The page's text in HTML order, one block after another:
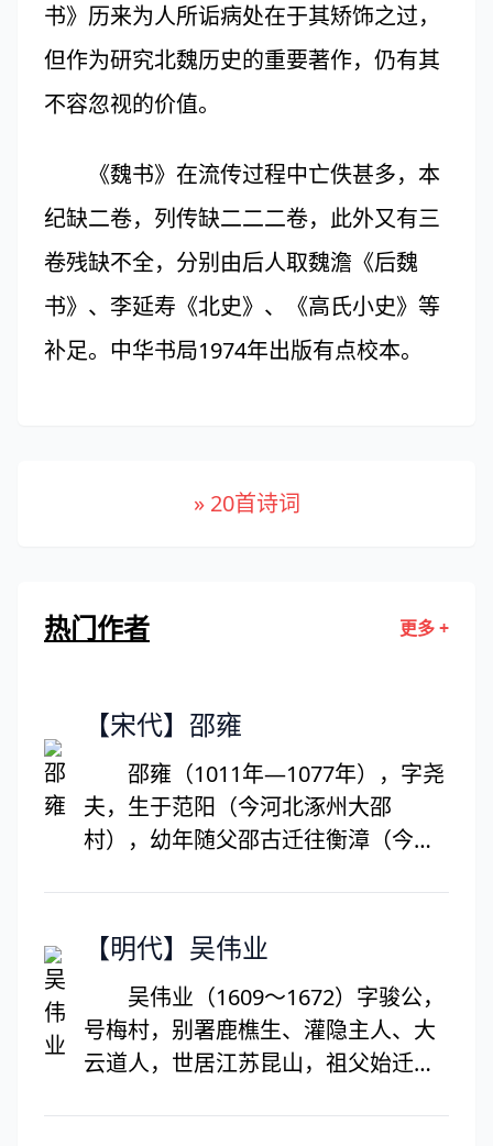
书》历来为人所诟病处在于其矫饰之过，
但作为研究北魏历史的重要著作，仍有其
不容忽视的价值。
《魏书》在流传过程中亡佚甚多，本
纪缺二卷，列传缺二二二卷，此外又有三
卷残缺不全，分别由后人取魏澹《后魏
书》、李延寿《北史》、《高氏小史》等
补足。中华书局1974年出版有点校本。
» 20首诗词
热门作者 更多 +
【宋代】邵雍
邵雍（1011年—1077年），字尧
夫，生于范阳（今河北涿州大邵
村），幼年随父邵古迁往衡漳（今河
山(今河南辉县市百泉苏门山)，卜居于
《洛书》与伏羲八卦，学有大成，并
著有《皇极经世》、《观物内外
篇》、《先天图》、《渔樵问对》、
【明代】吴伟业
吴伟业（1609～1672）字骏公，
号梅村，别署鹿樵生、灌隐主人、大
云道人，世居江苏昆山，祖父始迁江